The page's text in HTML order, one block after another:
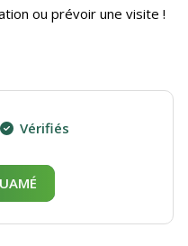
ou prévoir une visite !
Vérifiés